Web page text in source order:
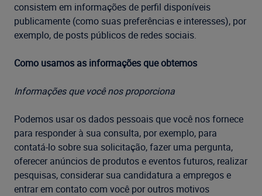
consistem em informações de perfil disponíveis
publicamente (como suas preferências e interesses), por
exemplo, de posts públicos de redes sociais.
Como usamos as informações que obtemos
Informações que você nos proporciona
Podemos usar os dados pessoais que você nos fornece
para responder à sua consulta, por exemplo, para
contatá-lo sobre sua solicitação, fazer uma pergunta,
oferecer anúncios de produtos e eventos futuros, realizar
pesquisas, considerar sua candidatura a empregos e
entrar em contato com você por outros motivos